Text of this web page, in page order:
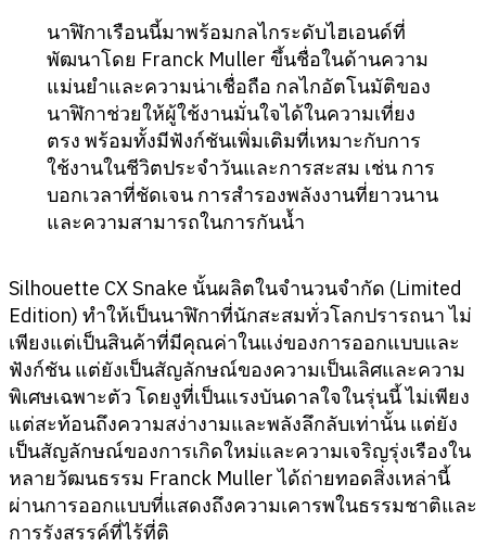
นาฬิกาเรือนนี้มาพร้อมกลไกระดับไฮเอนด์ที่
พัฒนาโดย Franck Muller ขึ้นชื่อในด้านความ
แม่นยำและความน่าเชื่อถือ กลไกอัตโนมัติของ
นาฬิกาช่วยให้ผู้ใช้งานมั่นใจได้ในความเที่ยง
ตรง พร้อมทั้งมีฟังก์ชันเพิ่มเติมที่เหมาะกับการ
ใช้งานในชีวิตประจำวันและการสะสม เช่น การ
บอกเวลาที่ชัดเจน การสำรองพลังงานที่ยาวนาน
และความสามารถในการกันน้ำ
Silhouette CX Snake นั้นผลิตในจำนวนจำกัด (Limited
Edition) ทำให้เป็นนาฬิกาที่นักสะสมทั่วโลกปรารถนา ไม่
เพียงแต่เป็นสินค้าที่มีคุณค่าในแง่ของการออกแบบและ
ฟังก์ชัน แต่ยังเป็นสัญลักษณ์ของความเป็นเลิศและความ
พิเศษเฉพาะตัว โดยงูที่เป็นแรงบันดาลใจในรุ่นนี้ ไม่เพียง
แต่สะท้อนถึงความสง่างามและพลังลึกลับเท่านั้น แต่ยัง
เป็นสัญลักษณ์ของการเกิดใหม่และความเจริญรุ่งเรืองใน
หลายวัฒนธรรม Franck Muller ได้ถ่ายทอดสิ่งเหล่านี้
ผ่านการออกแบบที่แสดงถึงความเคารพในธรรมชาติและ
การรังสรรค์ที่ไร้ที่ติ